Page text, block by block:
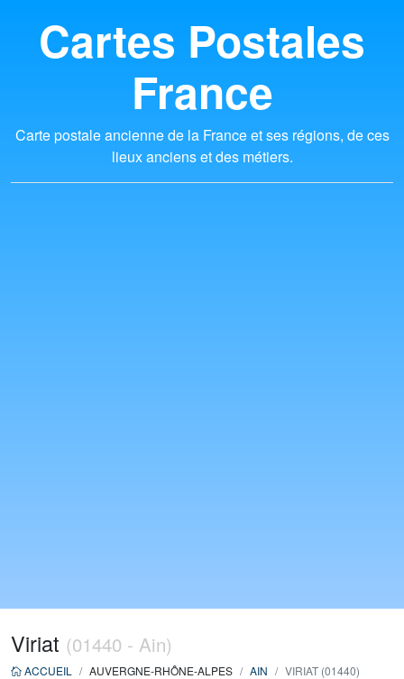
Cartes Postales
France
Carte postale ancienne de la France et ses régions, de ces
lieux anciens et des métiers.
Viriat (01440 - Ain)
ACCUEIL AUVERGNE-RHÔNE-ALPES AIN VIRIAT (01440)